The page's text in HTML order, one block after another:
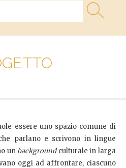
essere uno spazio comune di
parlano e scrivono in lingue
un backgroundculturale in larga
oggi ad affrontare, ciascuno